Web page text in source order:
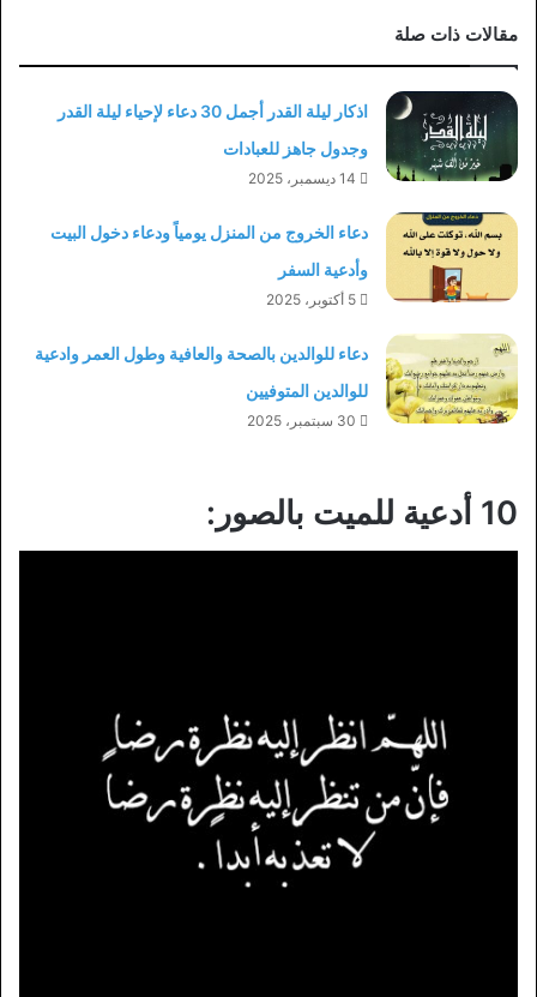
مقالات ذات صلة
اذكار ليلة القدر أجمل 30 دعاء لإحياء ليلة القدر
وجدول جاهز للعبادات
14 ديسمبر، 2025
دعاء الخروج من المنزل يومياً ودعاء دخول البيت
وأدعية السفر
5 أكتوبر، 2025
دعاء للوالدين بالصحة والعافية وطول العمر وادعية
للوالدين المتوفيين
30 سبتمبر، 2025
10 أدعية للميت بالصور: